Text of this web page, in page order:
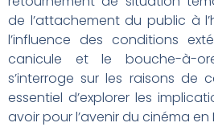
de l’attachement du public à
l’influence des conditions
canicule et le bouche-à-
s’interroge sur les raisons de
essentiel d’explorer les
avoir pour l’avenir du cinéma en